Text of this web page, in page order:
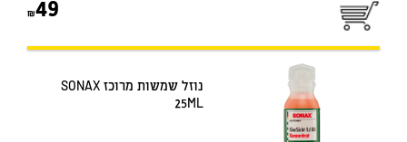
49
נוזל שמשות מרוכז SONAX
25ML